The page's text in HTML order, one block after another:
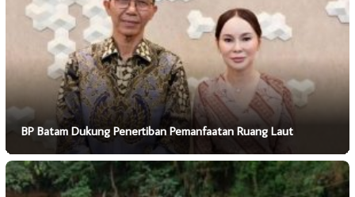
BP Batam Dukung Penertiban Pemanfaatan Ruang Laut